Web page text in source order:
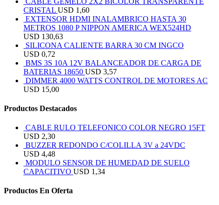
CRISTAL USD 1,60
EXTENSOR HDMI INALAMBRICO HASTA 30
METROS 1080 P NIPPON AMERICA WEX524HD
USD 130,63
SILICONA CALIENTE BARRA 30 CM INGCO
USD 0,72
BMS 3S 10A 12V BALANCEADOR DE CARGA DE
BATERIAS 18650 USD 3,57
DIMMER 4000 WATTS CONTROL DE MOTORES AC
USD 15,00
Productos Destacados
CABLE RULO TELEFONICO COLOR NEGRO 15FT
USD 2,30
BUZZER REDONDO C/COLILLA 3V a 24VDC
USD 4,48
MODULO SENSOR DE HUMEDAD DE SUELO
CAPACITIVO USD 1,34
Productos En Oferta